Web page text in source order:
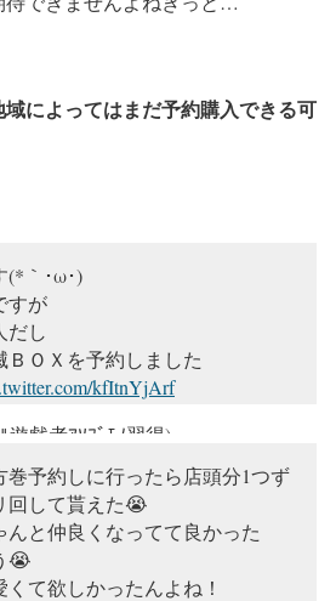
によってはまだ予約購入できる可
｀･ω･)ゞ
すが
だし
ＯＸを予約しました
kfItnYjArf
遊戯者ｱｿﾌﾞﾓﾉ習得)
October 12, 2020
巻予約しに行ったら店頭分1つず
回して貰えた😭
んと仲良くなってて良かった
😭
て欲しかったんよね！